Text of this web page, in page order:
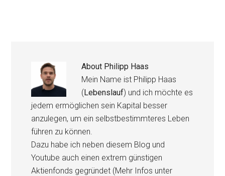
About Philipp Haas
Mein Name ist Philipp Haas
(Lebenslauf) und ich möchte es
jedem ermöglichen sein Kapital besser
anzulegen, um ein selbstbestimmteres Leben
führen zu können.
Dazu habe ich neben diesem Blog und
Youtube auch einen extrem günstigen
Aktienfonds gegründet (Mehr Infos unter